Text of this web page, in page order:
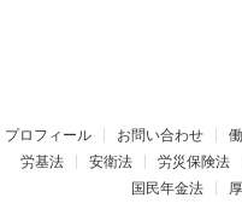
プロフィール お問い合わせ
労基法
安衛法 労災保険法
国民年金法